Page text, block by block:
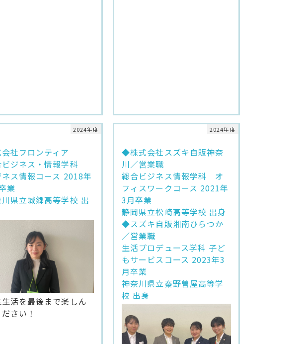
社フロンティア
ジネス・情報学科
ネス情報コース 2018年
業
県立城郷高等学校 出
活を最後まで楽しん
さい！
2024年度
◆株式会社スズキ自販神奈
川／営業職
総合ビジネス情報学科 オ
フィスワークコース 2021年
3月卒業
静岡県立松崎高等学校 出身
◆スズキ自販湘南ひらつか
／営業職
生活プロデュース学科 子ど
もサービスコース 2023年3
月卒業
神奈川県立秦野曽屋高等学
校 出身
2024年度